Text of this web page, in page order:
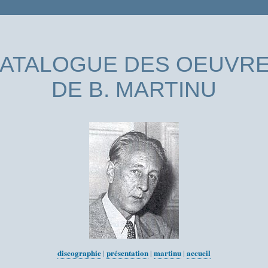
DES
DE B. MARTINU
discographie | présentation | martinu | accueil